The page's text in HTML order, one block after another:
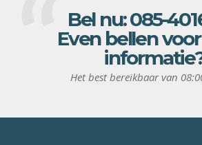
Bel nu:085-
Even bellen
Het best bereikbaar van